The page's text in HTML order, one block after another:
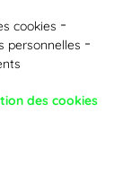
cookies
personnelles
des cookies